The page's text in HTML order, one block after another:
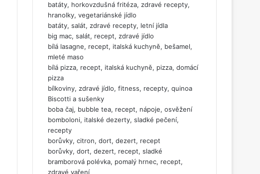
batáty, horkovzdušná fritéza, zdravé recepty,
hranolky, vegetariánské jídlo
batáty, salát, zdravé recepty, letní jídla
big mac, salát, recept, zdravé jídlo
bílá lasagne, recept, italská kuchyně, bešamel,
mleté maso
bílá pizza, recept, italská kuchyně, pizza, domácí
pizza
bílkoviny, zdravé jídlo, fitness, recepty, quinoa
Biscotti a sušenky
boba čaj, bubble tea, recept, nápoje, osvěžení
bomboloni, italské dezerty, sladké pečení,
recepty
borůvky, citron, dort, dezert, recept
borůvky, dort, dezert, recept, sladké
bramborová polévka, pomalý hrnec, recept,
zdravé vaření